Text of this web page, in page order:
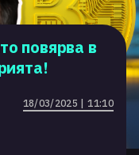
повярва в
18/03/2025 | 11:10